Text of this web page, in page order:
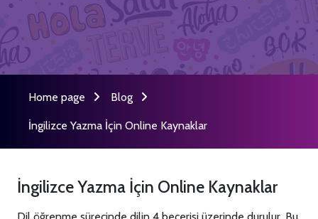
Home page Blog
İngilizce Yazma İçin Online Kaynaklar
İngilizce Yazma İçin Online Kaynaklar